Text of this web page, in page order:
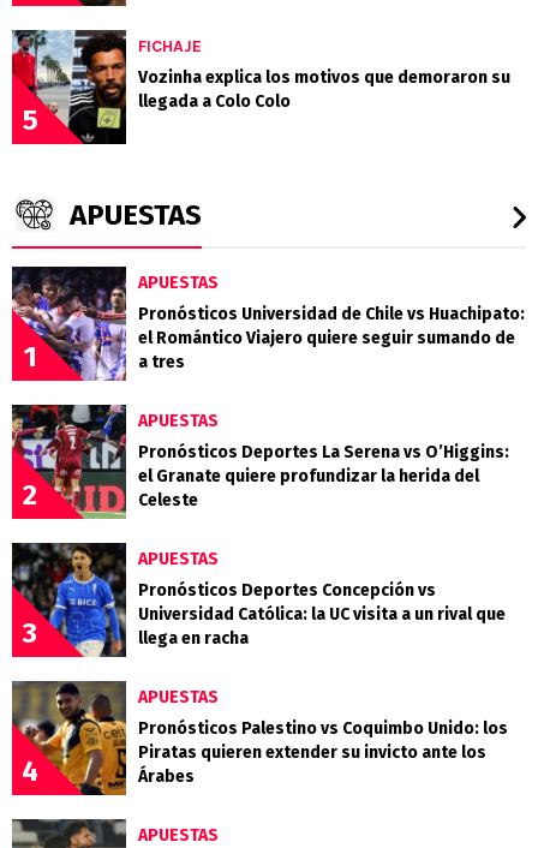
5
FICHAJE
Vozinha explica los motivos que demoraron su
llegada a Colo Colo
APUESTAS
1
APUESTAS
Pronósticos Universidad de Chile vs Huachipato:
el Romántico Viajero quiere seguir sumando de
a tres
2
APUESTAS
Pronósticos Deportes La Serena vs O’Higgins:
el Granate quiere profundizar la herida del
Celeste
3
APUESTAS
Pronósticos Deportes Concepción vs
Universidad Católica: la UC visita a un rival que
llega en racha
4
APUESTAS
Pronósticos Palestino vs Coquimbo Unido: los
Piratas quieren extender su invicto ante los
Árabes
APUESTAS